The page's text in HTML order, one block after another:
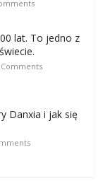
lat. To jedno z
Comments
Danxia i jak się